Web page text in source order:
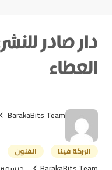
العطاء
BarakaBits Team
البركة فينا الفنون